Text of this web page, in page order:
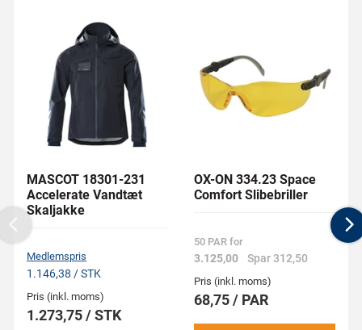
MASCOT 18301-231
Accelerate Vandtæt
Skaljakke
Medlemspris
1.146,38 / STK
Pris (inkl. moms)
1.273,75 / STK
OX-ON 334.23 Space
Comfort Slibebriller
50 PAR for
3.125,00 Spar 312,50
Pris (inkl. moms)
68,75 / PAR
Previous